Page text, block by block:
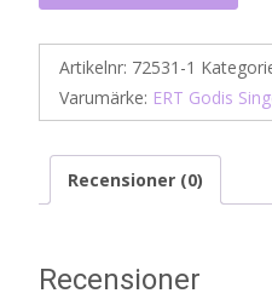
Artikelnr: 72531-1
Varumärke: ERT Godis
Recensioner (0)
Recensioner